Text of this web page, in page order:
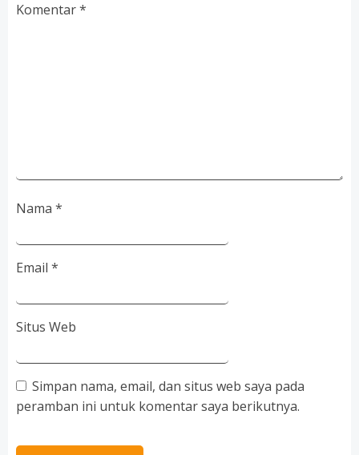
Komentar*
Nama *
Email *
Situs Web
Simpan nama, email, dan situs web saya pada
peramban ini untuk komentar saya berikutnya.